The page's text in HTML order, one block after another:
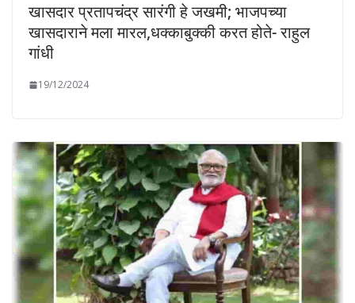
खासदार प्रतापचंद्र सारंगी हे जखमी; भाजपच्या
खासदाराने मला मारल,धक्काबुक्की करत होते- राहुल
गांधी
19/12/2024